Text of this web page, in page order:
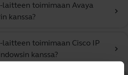
laitteen toimimaan Avaya
kanssa?
chevron_right
toimimaan Cisco IP
kanssa?
chevron_right